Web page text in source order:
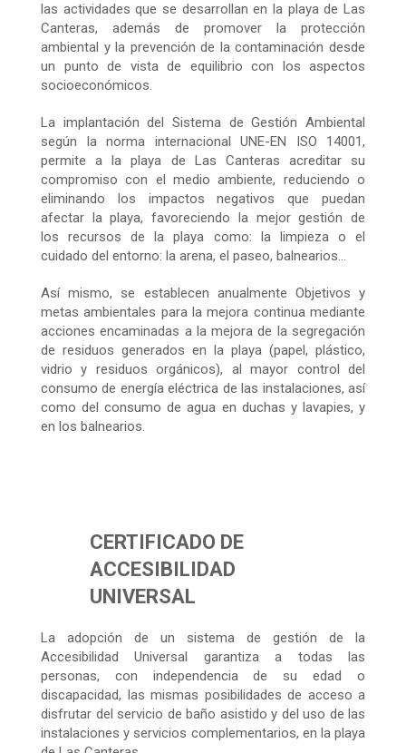
las actividades que se desarrollan en la playa de Las
Canteras, además de promover la protección
ambiental y la prevención de la contaminación desde
un punto de vista de equilibrio con los aspectos
socioeconómicos.
La implantación del Sistema de Gestión Ambiental
según la norma internacional UNE-EN ISO 14001,
permite a la playa de Las Canteras acreditar su
compromiso con el medio ambiente, reduciendo o
eliminando los impactos negativos que puedan
afectar la playa, favoreciendo la mejor gestión de
los recursos de la playa como: la limpieza o el
cuidado del entorno: la arena, el paseo, balnearios…
Así mismo, se establecen anualmente Objetivos y
metas ambientales para la mejora continua mediante
acciones encaminadas a la mejora de la segregación
de residuos generados en la playa (papel, plástico,
vidrio y residuos orgánicos), al mayor control del
consumo de energía eléctrica de las instalaciones, así
como del consumo de agua en duchas y lavapies, y
en los balnearios.
CERTIFICADO DE
ACCESIBILIDAD
UNIVERSAL
La adopción de un sistema de gestión de la
Accesibilidad Universal garantiza a todas las
personas, con independencia de su edad o
discapacidad, las mismas posibilidades de acceso a
disfrutar del servicio de baño asistido y del uso de las
instalaciones y servicios complementarios, en la playa